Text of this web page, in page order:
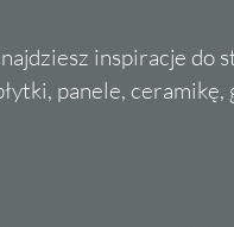
inspiracje do
panele,